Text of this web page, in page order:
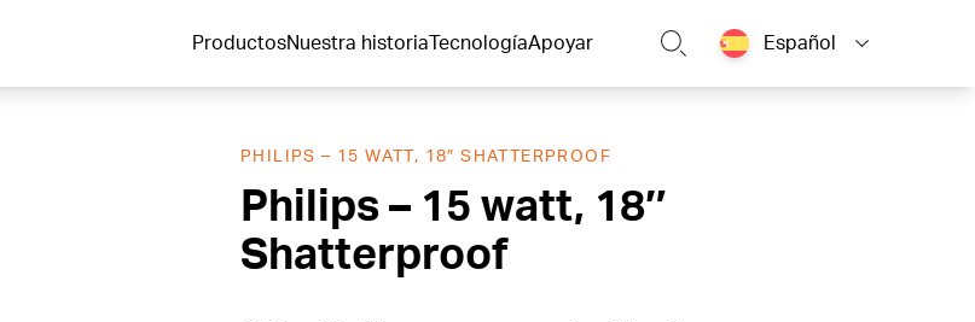
ProductosNuestra historia TecnologíaApoyar Español
PHILIPS – 15 WATT, 18″ SHATTERPROOF
Philips – 15 watt, 18″
Shatterproof